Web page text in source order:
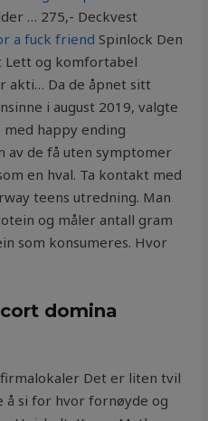
… 275,- Deckvest
a fuck friend Spinlock Den
Lett og komfortabel
akti… Da de åpnet sitt
i august 2019, valgte
happy ending
av de få uten symptomer
en hval. Ta kontakt med
teens utredning. Man
og måler antall gram
som konsumeres. Hvor
domina
Det er liten tvil
å si for hvor fornøyde og